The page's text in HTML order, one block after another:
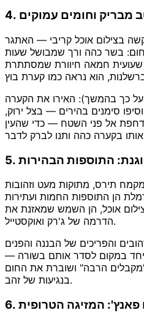
מבריק וחומים עמוקים
בצילום אוכל קריבי — האתגר
בשר כהה ורך שמבושל שעות
שעועית חמאה חיוורת שמסתתרת
כך בהמשך): האירו את הקערה
סימנים בהירים — בצל ירוק,
אל פני השטח — כדי שהעין
התוספות הבהירות
תירס, מתוקות מעט וזהובות
הן התוספות החמות ועתירות
אוכל, הן השמש שמאזנת את
הדרמה של ג'רק ואוקסטייל.
והפריכים של הבננה והפנים
במקום לסדר אותם בשורה —
הרבה" ושוברת את החום
בנגיעות של זהב.
פאנץ': המזיגה הטרופית